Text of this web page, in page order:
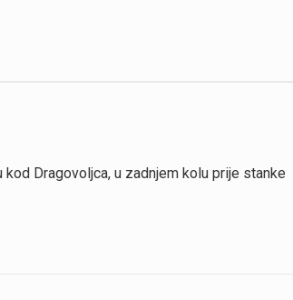
Dragovoljca, u zadnjem kolu prije stanke